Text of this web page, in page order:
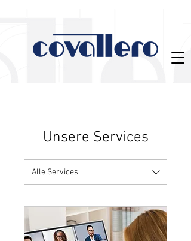
Unsere Services
Alle Services